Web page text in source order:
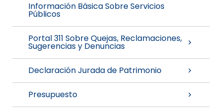
Información Básica Sobre Servicios
Públicos
Portal 311 Sobre Quejas, Reclamaciones,
Sugerencias y Denuncias
Declaración Jurada de Patrimonio
Presupuesto